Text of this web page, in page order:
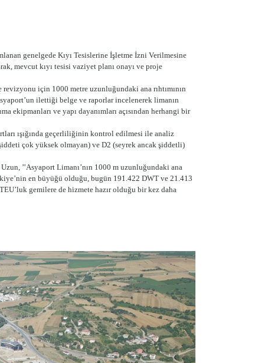
genelgede Kıyı Tesislerine İşletme İzni Verilmesine
mevcut kıyı tesisi vaziyet planı onayı ve proje
için 1000 metre uzunluğundaki ana rıhtımının
ilettiği belge ve raporlar incelenerek limanın
ekipmanları ve yapı dayanımları açısından herhangi bir
ışığında geçerliliğinin kontrol edilmesi ile analiz
çok yüksek olmayan) ve D2 (seyrek ancak şiddetli)
’’Asyaport Limanı’nın 1000 m uzunluğundaki ana
en büyüğü olduğu, bugün 191.422 DWT ve 21.413
gemilere de hizmete hazır olduğu bir kez daha